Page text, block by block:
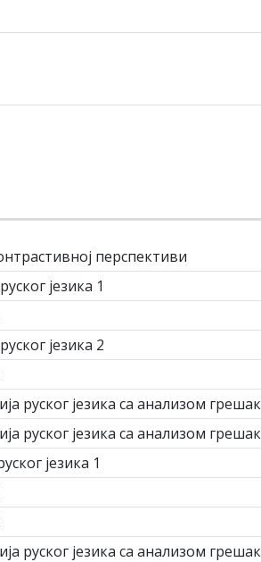
перспективи
језика 1
језика 2
руског језика са анализом
руског језика са анализом
језика 1
руског језика са анализом